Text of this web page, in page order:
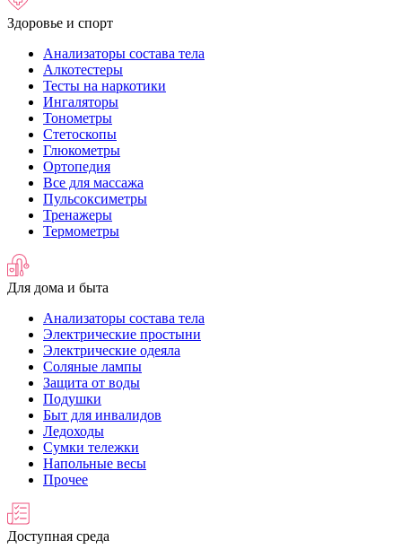
Здоровье и спорт
Анализаторы состава тела
Алкотестеры
Тесты на наркотики
Ингаляторы
Тонометры
Стетоскопы
Глюкометры
Ортопедия
Все для массажа
Пульсоксиметры
Тренажеры
Термометры
Для дома и быта
Анализаторы состава тела
Электрические простыни
Электрические одеяла
Соляные лампы
Защита от воды
Подушки
Быт для инвалидов
Ледоходы
Сумки тележки
Напольные весы
Прочее
Доступная среда